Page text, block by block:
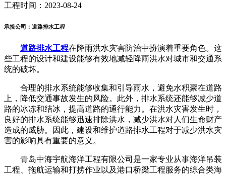
工程时间：2023-08-24
承接公司：道路排水工程
道路排水工程在降雨洪水灾害防治中扮演着重要角色。这
些工程的设计和建设能够有效地减轻降雨洪水对城市和交通系
统的破坏。
合理的排水系统能够收集和引导雨水，避免水积聚在道路
上，降低交通事故发生的风险。此外，排水系统还能够减少道
路的冰冻和结冰，提高道路的通行能力。在洪水灾害发生时，
良好的排水系统能够迅速排除洪水，减少洪水对人们生命财产
造成的威胁。因此，建设和维护道路排水工程对于减少洪水灾
害的影响具有重要的意义。
青岛中海宇航海洋工程有限公司是一家专业从事海洋吊装
工程、拖航运输和打捞作业以及港口桥梁工程服务的综合类海